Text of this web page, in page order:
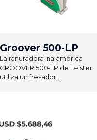
Groover 500-LP
La ranuradora inalámbrica
GROOVER 500-LP de Leister
utiliza un fresador...